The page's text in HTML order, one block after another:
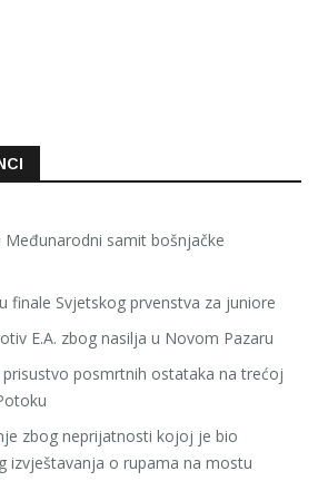
samit bošnjačke
finale Svjetskog prvenstva za juniore
E.A. zbog nasilja u Novom Pazaru
posmrtnih ostataka na trećoj
zbog neprijatnosti kojoj je bio
izvještavanja o rupama na mostu